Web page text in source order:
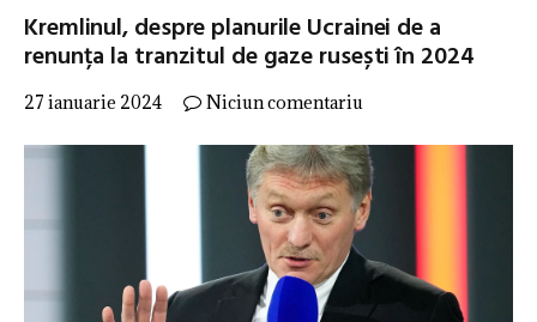
Kremlinul, despre planurile Ucrainei de a
renunța la tranzitul de gaze rusești în 2024
27 ianuarie 2024 Niciun comentariu